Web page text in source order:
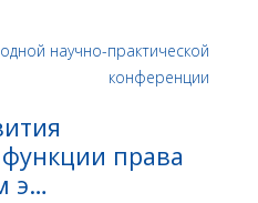
права
э…